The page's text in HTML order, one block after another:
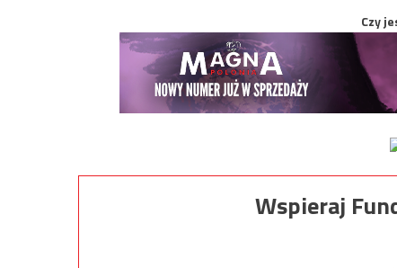
Czy
Wspieraj